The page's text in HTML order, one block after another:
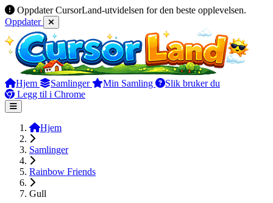
Oppdater CursorLand-utvidelsen for den beste opplevelsen.
Oppdater
Hjem Samlinger Min Samling
Slik bruker du
Legg til i Chrome
Hjem
Samlinger
Rainbow Friends
Gull